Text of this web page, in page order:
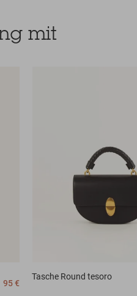
mit
95 €
Tasche Round tesoro